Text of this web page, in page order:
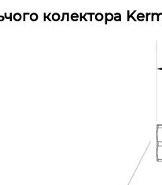
колектора